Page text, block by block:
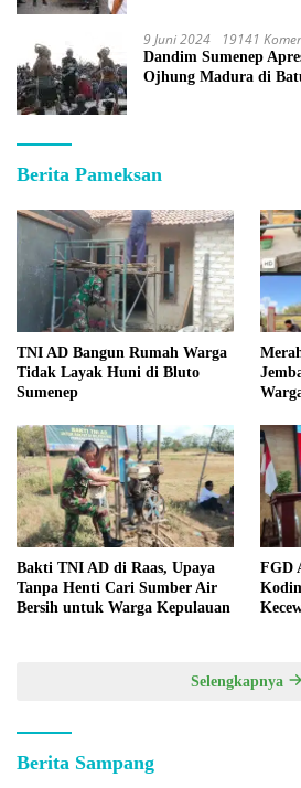
9 Juni 2024 19141
Dandim Sumenep
Ojhung Madura di
Berita Pameksan
TNI AD Bangun Rumah Warga
Tidak Layak Huni di Bluto
Sumenep
Bakti TNI AD di Raas, Upaya
Tanpa Henti Cari Sumber Air
Bersih untuk Warga Kepulauan
FGD
Selengkapnya
Berita Sampang